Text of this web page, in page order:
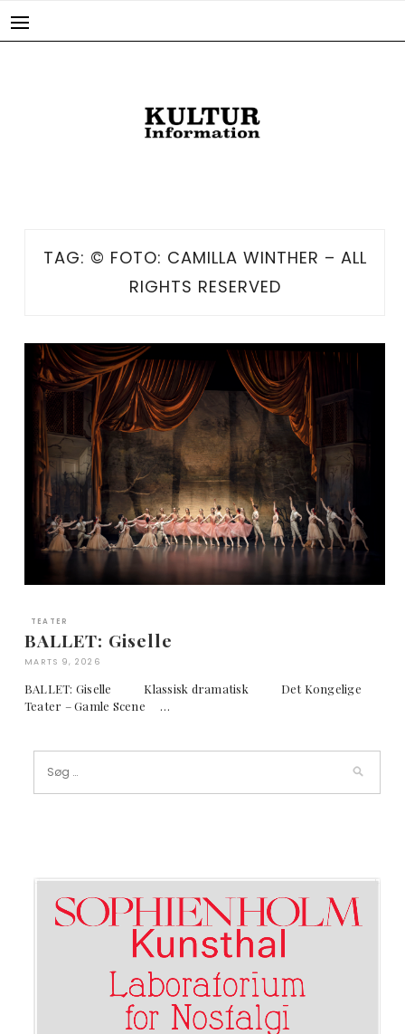
TAG: © FOTO: CAMILLA WINTHER – ALL
RIGHTS RESERVED
TEATER
BALLET: Giselle
MARTS 9, 2026
BALLET: Giselle Klassisk dramatisk Det Kongelige
Teater – Gamle Scene …